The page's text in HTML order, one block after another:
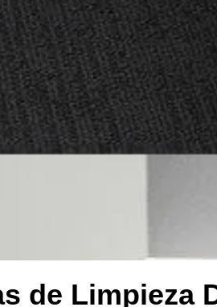
de Limpieza